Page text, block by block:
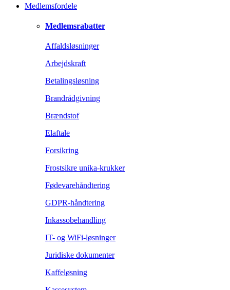
Medlemsfordele
Medlemsrabatter
Affaldsløsninger
Arbejdskraft
Betalingsløsning
Brandrådgivning
Brændstof
Elaftale
Forsikring
Frostsikre unika-krukker
Fødevarehåndtering
GDPR-håndtering
Inkassobehandling
IT- og WiFi-løsninger
Juridiske dokumenter
Kaffeløsning